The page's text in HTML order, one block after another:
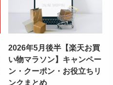
2026年5月後半【楽天お買
い物マラソン】キャンペー
ン・クーポン・お役立ちリ
ンクまとめ